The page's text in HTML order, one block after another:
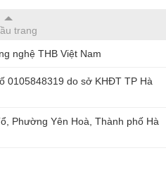
đến 10.00 A / ± 0,9% rdg. ± 3
40 đến 1kHz: 10.00 A
xác cực cao
trang
nghệ THB Việt Nam
0105848319 do sở KHĐT TP Hà
Phường Yên Hoà, Thành phố Hà